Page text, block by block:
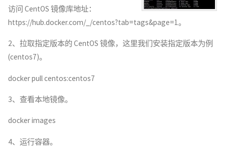
访问 CentOS 镜像库地址：
https://hub.docker.com/_/centos?tab=tags&page=1。
2、拉取指定版本的 CentOS 镜像，这里我们安装指定版本为例
(centos7)。
docker pull centos:centos7
3、查看本地镜像。
docker images
4、运行容器。